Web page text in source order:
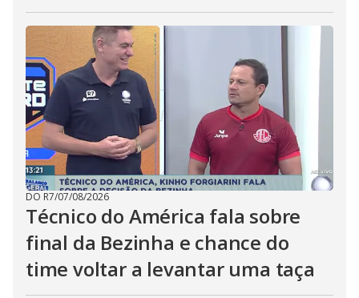
DO R7/07/08/2026
Técnico do América fala sobre
final da Bezinha e chance do
time voltar a levantar uma taça